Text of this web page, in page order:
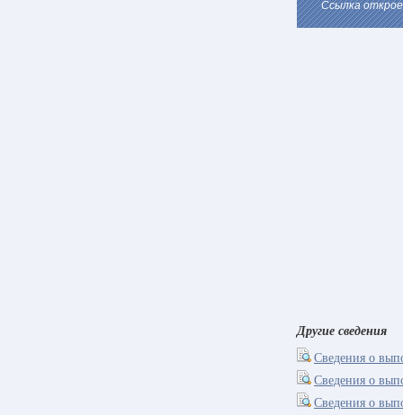
Ссылка
Другие сведения
Сведения о
Сведения о
Сведения о